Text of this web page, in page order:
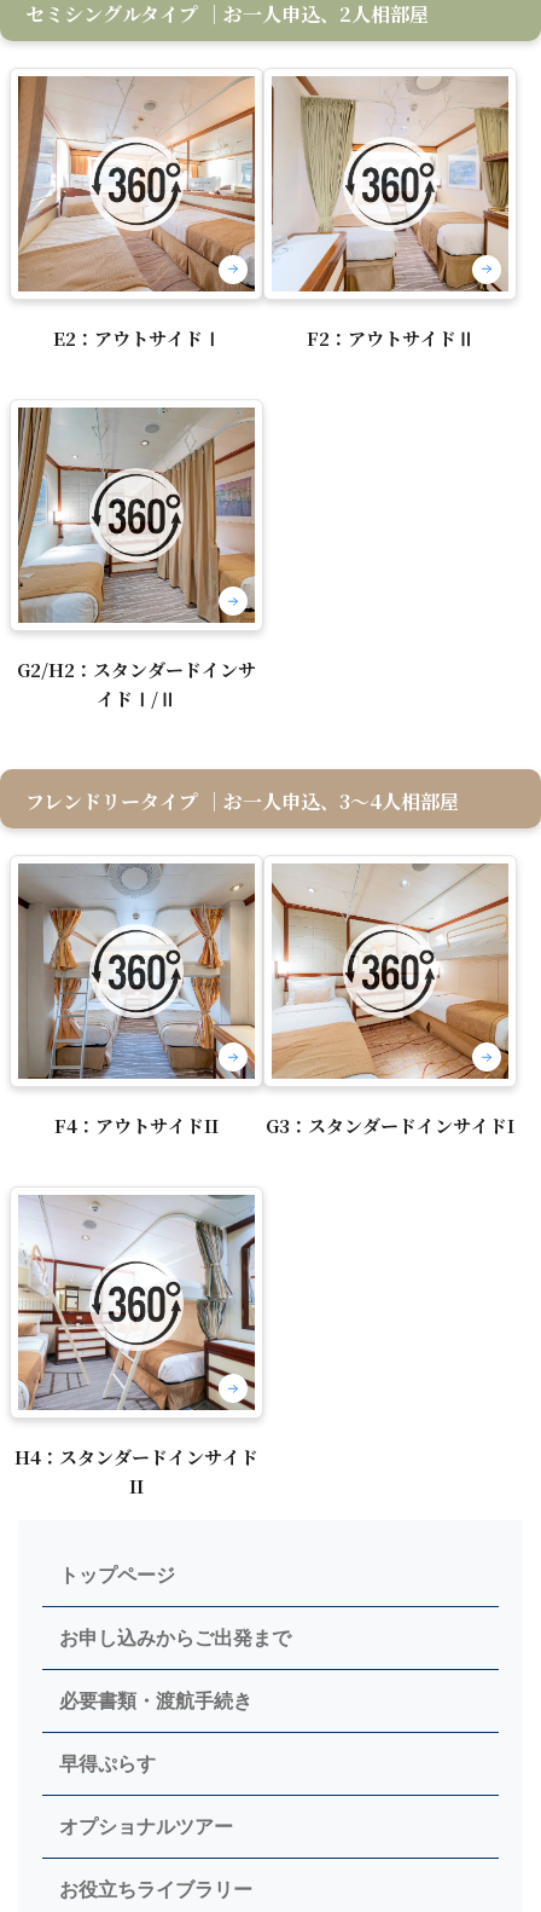
トップページ
お申し込みからご出発まで
必要書類・渡航手続き
早得ぷらす
オプショナルツアー
お役立ちライブラリー
セミシングルタイプ ｜お一人申込、2人相部屋
E2：アウトサイドⅠ F2：アウトサイドⅡ
G2/H2：スタンダードインサ
イドⅠ/Ⅱ
フレンドリータイプ ｜お一人申込、3～4人相部屋
F4：アウトサイドII G3：スタンダードインサイドI
H4：スタンダードインサイド
II